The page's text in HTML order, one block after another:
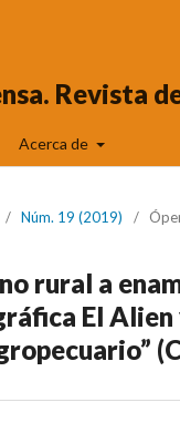
Revista
Acerca de
/ Núm. 19 (2019) /
rural a
El Alien